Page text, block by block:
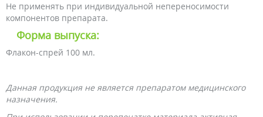
Не применять при индивидуальной непереносимости
компонентов препарата.
Форма выпуска:
Флакон-спрей 100 мл.
Данная продукция не является препаратом медицинского
назначения.